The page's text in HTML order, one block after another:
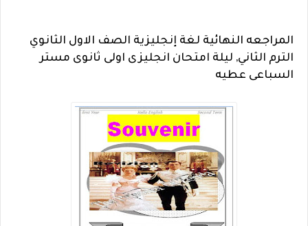
المراجعه النهائية لغة إنجليزية الصف الاول الثانوي
الترم الثاني, ليلة امتحان انجليزى اولى ثانوى مستر
السباعى عطيه